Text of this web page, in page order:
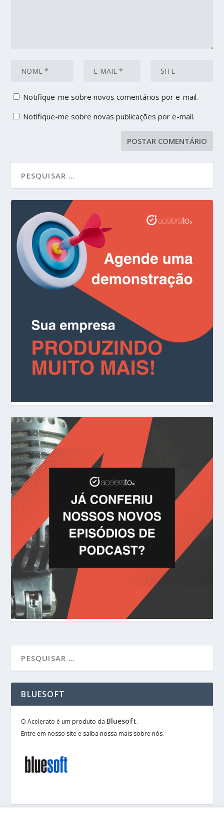
Notifique-me sobre novos comentários por e-mail.
Notifique-me sobre novas publicações por e-mail.
BLUESOFT
O Acelerato é um produto da Bluesoft.
Entre em nosso site e saiba nossa mais sobre nós.